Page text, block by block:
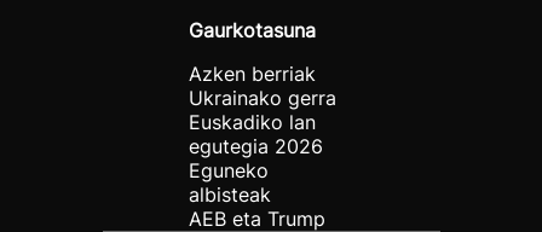
Gaurkotasuna
Azken berriak
Ukrainako gerra
Euskadiko lan
egutegia 2026
Eguneko
albisteak
AEB eta Trump